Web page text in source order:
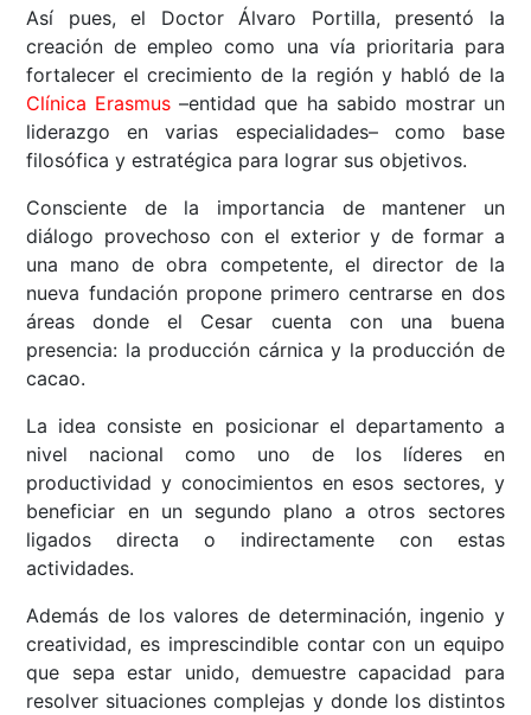
Así pues, el Doctor Álvaro Portilla, presentó la
creación de empleo como una vía prioritaria para
fortalecer el crecimiento de la región y habló de la
Clínica Erasmus –entidad que ha sabido mostrar un
liderazgo en varias especialidades– como base
filosófica y estratégica para lograr sus objetivos.
Consciente de la importancia de mantener un
diálogo provechoso con el exterior y de formar a
una mano de obra competente, el director de la
nueva fundación propone primero centrarse en dos
áreas donde el Cesar cuenta con una buena
presencia: la producción cárnica y la producción de
cacao.
La idea consiste en posicionar el departamento a
nivel nacional como uno de los líderes en
productividad y conocimientos en esos sectores, y
beneficiar en un segundo plano a otros sectores
ligados directa o indirectamente con estas
actividades.
Además de los valores de determinación, ingenio y
creatividad, es imprescindible contar con un equipo
que sepa estar unido, demuestre capacidad para
resolver situaciones complejas y donde los distintos